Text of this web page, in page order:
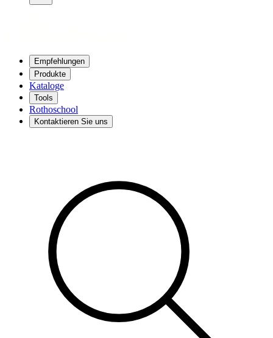
Empfehlungen
Produkte
Kataloge
Tools
Rothoschool
Kontaktieren Sie uns